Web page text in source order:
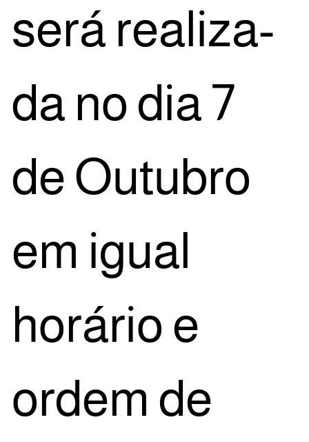
será rea­li­za­
da no dia 7
de Outu­bro
em igual
horá­rio e
ordem de